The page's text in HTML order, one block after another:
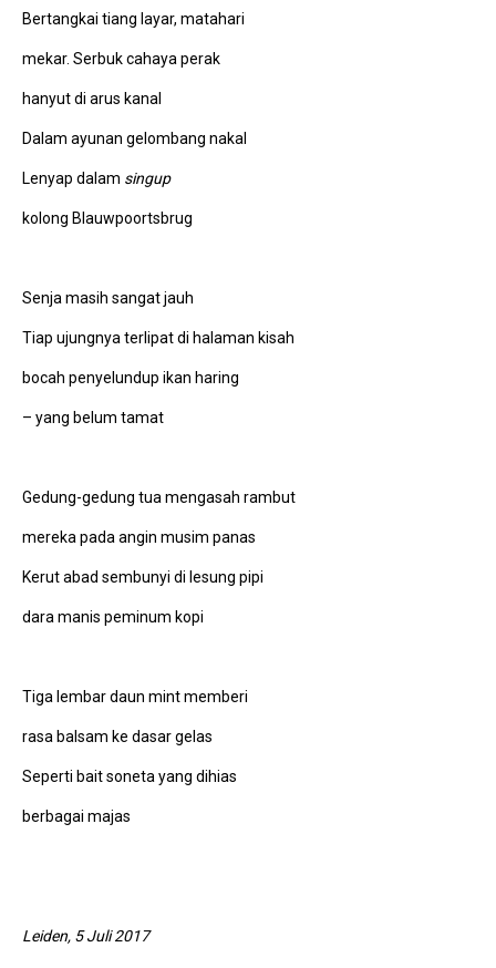
Bertangkai tiang layar, matahari
mekar. Serbuk cahaya perak
hanyut di arus kanal
Dalam ayunan gelombang nakal
Lenyap dalam singup
kolong Blauwpoortsbrug
Senja masih sangat jauh
Tiap ujungnya terlipat di halaman kisah
bocah penyelundup ikan haring
– yang belum tamat
Gedung-gedung tua mengasah rambut
mereka pada angin musim panas
Kerut abad sembunyi di lesung pipi
dara manis peminum kopi
Tiga lembar daun mint memberi
rasa balsam ke dasar gelas
Seperti bait soneta yang dihias
berbagai majas
Leiden, 5 Juli 2017